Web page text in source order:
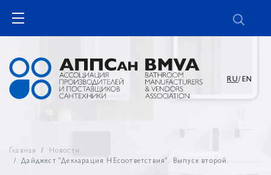
RU/EN
Главная
Новости
Дайджест "Декларация НЕсоответствия". Выпуск второй.